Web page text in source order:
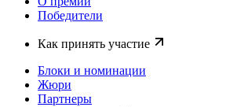
Победители
Как принять участие
Блоки и номинации
Жюри
Партнеры